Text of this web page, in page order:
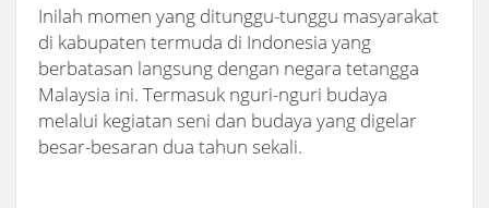
Inilah momen yang ditunggu-tunggu masyarakat
di kabupaten termuda di Indonesia yang
berbatasan langsung dengan negara tetangga
Malaysia ini. Termasuk nguri-nguri budaya
melalui kegiatan seni dan budaya yang digelar
besar-besaran dua tahun sekali.